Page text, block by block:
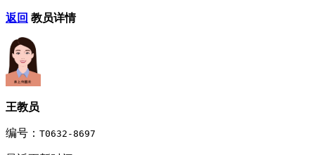
返回 教员详情
王教员
编号： T0632-8697